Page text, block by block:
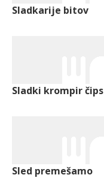
Sladkarije bitov
Sladki krompir čips
Sled premešamo